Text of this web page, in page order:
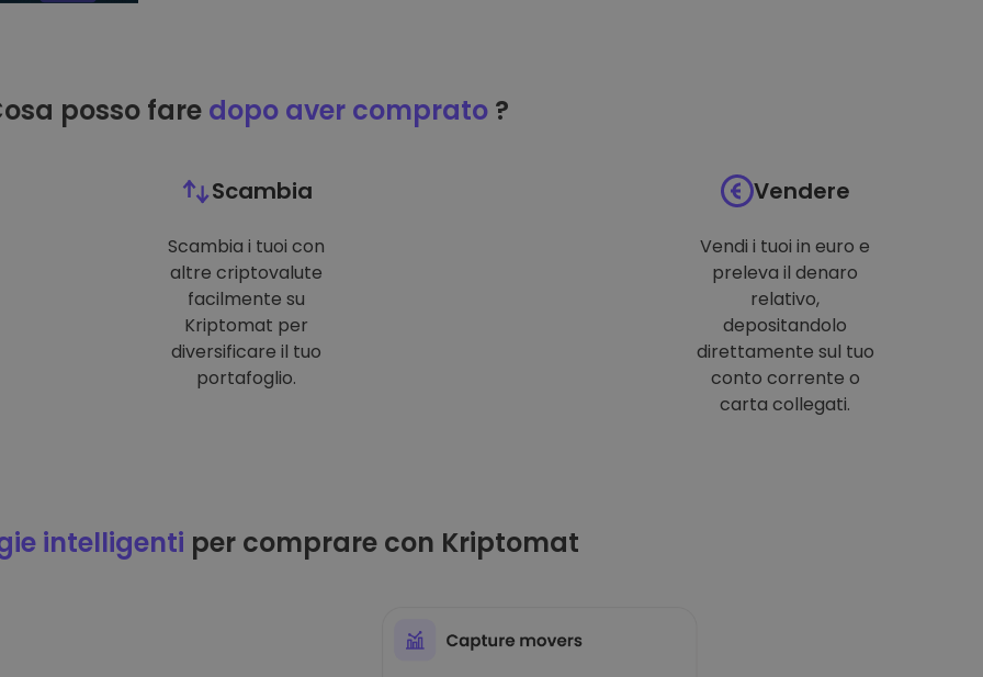
posso fare dopo aver comprato?
Scambia
Scambia i tuoi con
altre criptovalute
facilmente su
Kriptomat per
diversificare il tuo
portafoglio.
Vendere
Vendi i tuoi in euro e
preleva il denaro
relativo,
depositandolo
direttamente sul tuo
conto corrente o
carta collegati.
intelligenti per comprare con Kriptomat